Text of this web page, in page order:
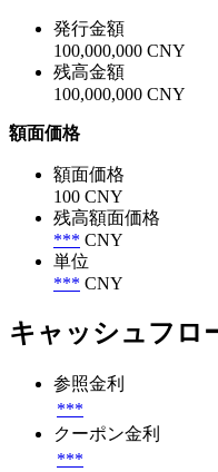
発行金額
100,000,000 CNY
残高金額
100,000,000 CNY
額面価格
額面価格
100 CNY
残高額面価格
*** CNY
単位
*** CNY
キャッシュフロ
参照金利
***
クーポン金利
***